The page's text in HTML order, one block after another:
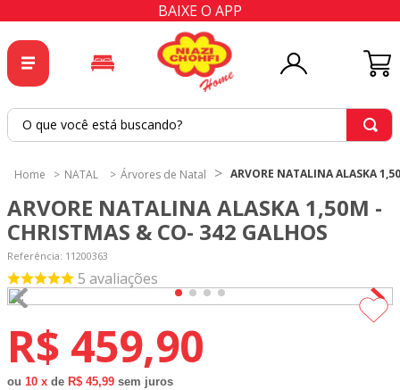
BAIXE O APP
O que você está buscando?
NATAL Árvores de Natal ARVORE NATALINA ALASKA
ARVORE NATALINA ALASKA 1,50M -
CHRISTMAS & CO- 342 GALHOS
Referência: 11200363
5 avaliações
R$ 459,90
ou 10 x de R$ 45,99 sem juros
2 º
tapete
cortina
4º
tecido percal
5
6º
tecido tricoline
7º
percal